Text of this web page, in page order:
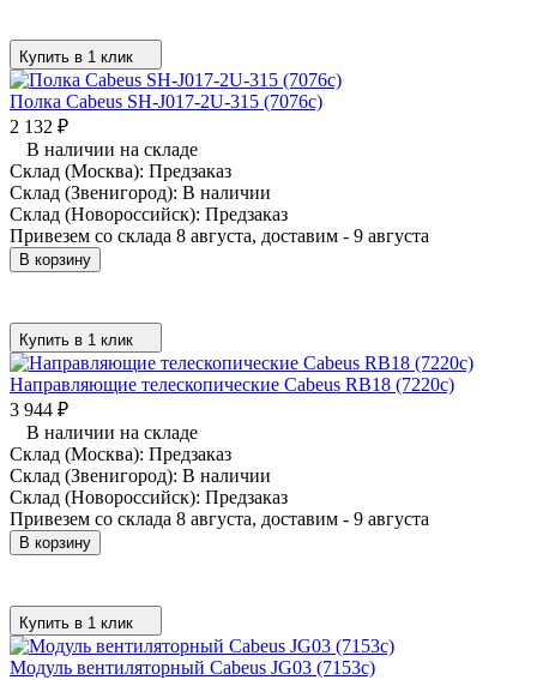
Купить в 1 клик
Полка Cabeus SH-J017-2U-315 (7076c)
2 132 ₽
В наличии на складе
Склад (Москва): Предзаказ
Склад (Звенигород): В наличии
Склад (Новороссийск): Предзаказ
Привезем со склада 8 августа, доставим - 9 августа
В корзину
Купить в 1 клик
Направляющие телескопические Cabeus RB18 (7220c)
3 944 ₽
В наличии на складе
Склад (Москва): Предзаказ
Склад (Звенигород): В наличии
Склад (Новороссийск): Предзаказ
Привезем со склада 8 августа, доставим - 9 августа
В корзину
Купить в 1 клик
Модуль вентиляторный Cabeus JG03 (7153c)